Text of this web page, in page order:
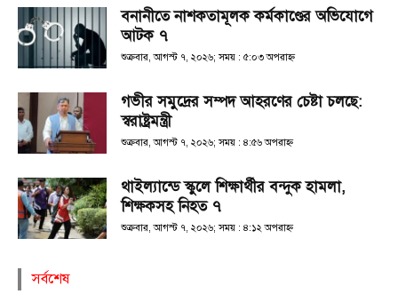
বনানীতে নাশকতামূলক কর্মকাণ্ডের অভিযোগে
আটক ৭
শুক্রবার, আগস্ট ৭, ২০২৬; সময় : ৫:০৩ অপরাহ্ণ
গভীর সমুদ্রের সম্পদ আহরণের চেষ্টা চলছে:
স্বরাষ্ট্রমন্ত্রী
শুক্রবার, আগস্ট ৭, ২০২৬; সময় : ৪:৫৬ অপরাহ্ণ
থাইল্যান্ডে স্কুলে শিক্ষার্থীর বন্দুক হামলা,
শিক্ষকসহ নিহত ৭
শুক্রবার, আগস্ট ৭, ২০২৬; সময় : ৪:১২ অপরাহ্ণ
সর্বশেষ